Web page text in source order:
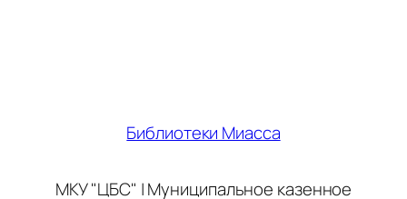
Библиотеки Миасса
МКУ "ЦБС" | Муниципальное казенное